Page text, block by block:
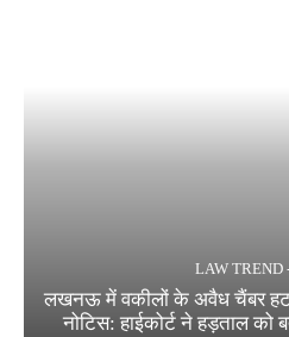
LAW TREND
लखनऊ में वकीलों के अवैध चैंबर
नोटिस: हाईकोर्ट ने हड़ताल को